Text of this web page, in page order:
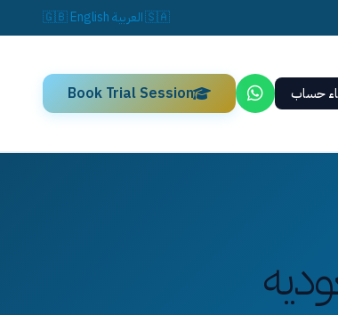
🇸🇦العربية 🇬🇧English
حساب Book Trial Session